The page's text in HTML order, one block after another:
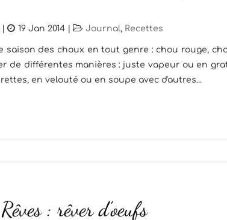
19 Jan 2014 Journal, Recettes
saison des choux en tout genre : chou rouge,
de différentes manières : juste vapeur ou en
en velouté ou en soupe avec d'autres...
Rêves : rêver d’oeufs